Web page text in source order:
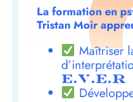
La formation en
Tristan Moir
Maîtriser
E.V.E.R